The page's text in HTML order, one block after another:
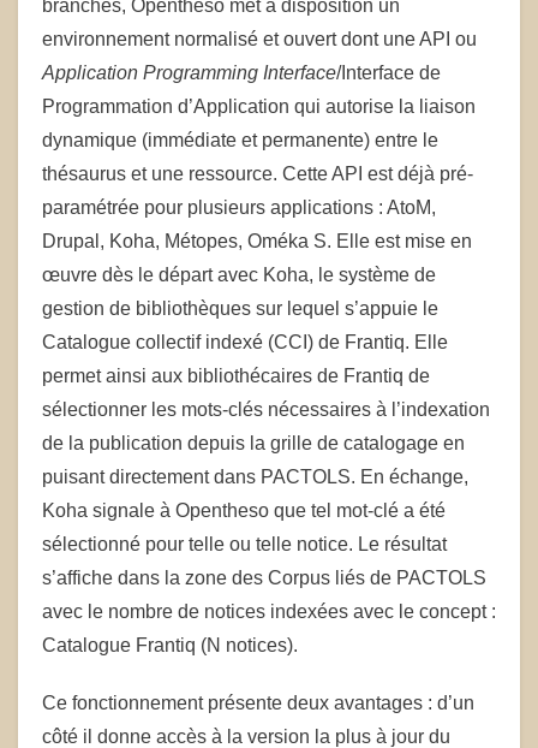
branches, Opentheso met à disposition un
environnement normalisé et ouvert dont une API ou
Application Programming Interface/Interface de
Programmation d’Application qui autorise la liaison
dynamique (immédiate et permanente) entre le
thésaurus et une ressource. Cette API est déjà pré-
paramétrée pour plusieurs applications : AtoM,
Drupal, Koha, Métopes, Oméka S. Elle est mise en
œuvre dès le départ avec Koha, le système de
gestion de bibliothèques sur lequel s’appuie le
Catalogue collectif indexé (CCI) de Frantiq. Elle
permet ainsi aux bibliothécaires de Frantiq de
sélectionner les mots-clés nécessaires à l’indexation
de la publication depuis la grille de catalogage en
puisant directement dans PACTOLS. En échange,
Koha signale à Opentheso que tel mot-clé a été
sélectionné pour telle ou telle notice. Le résultat
s’affiche dans la zone des Corpus liés de PACTOLS
avec le nombre de notices indexées avec le concept :
Catalogue Frantiq (N notices).
Ce fonctionnement présente deux avantages : d’un
côté il donne accès à la version la plus à jour du